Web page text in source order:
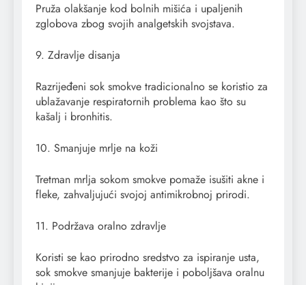
Pruža olakšanje kod bolnih mišića i upaljenih
zglobova zbog svojih analgetskih svojstava.
9. Zdravlje disanja
Razrijeđeni sok smokve tradicionalno se koristio za
ublažavanje respiratornih problema kao što su
kašalj i bronhitis.
10. Smanjuje mrlje na koži
Tretman mrlja sokom smokve pomaže isušiti akne i
fleke, zahvaljujući svojoj antimikrobnoj prirodi.
11. Podržava oralno zdravlje
Koristi se kao prirodno sredstvo za ispiranje usta,
sok smokve smanjuje bakterije i poboljšava oralnu